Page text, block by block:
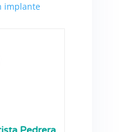
implante